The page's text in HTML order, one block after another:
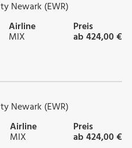
Newark (EWR)
Airline
MIX
Preis
ab 424,00 €
Newark (EWR)
Airline
MIX
Preis
ab 424,00 €